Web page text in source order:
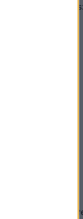
és
diagnosztikai